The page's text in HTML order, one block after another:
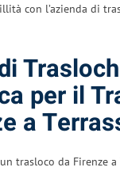
con l’azienda di
per il
a
trasloco da Firenze a